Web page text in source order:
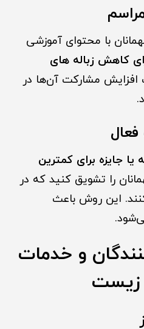
با محتوای آموزشی
کاهش زباله های
افزایش مشارکت آن‌ها در
یا جایزه برای کمترین
را تشویق کنید که در
این روش باعث
و خدمات
زیست